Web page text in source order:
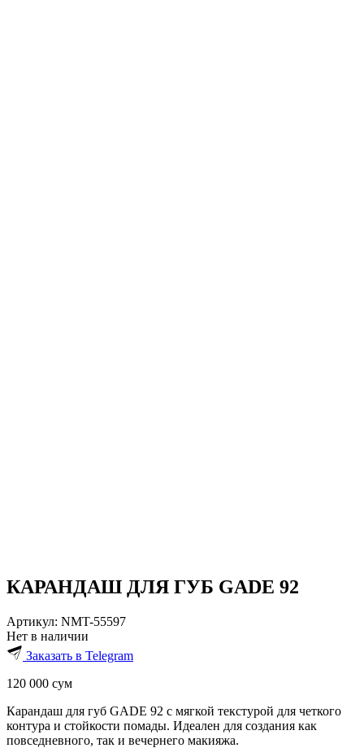
КАРАНДАШ ДЛЯ ГУБ GADE 92
Артикул: NMT-55597
Нет в наличии
Заказать в Telegram
120 000 сум
Карандаш для губ GADE 92 с мягкой текстурой для четкого
контура и стойкости помады. Идеален для создания как
повседневного, так и вечернего макияжа.